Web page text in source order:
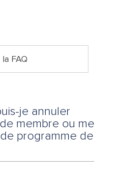
FAQ
je annuler
membre ou me
programme de